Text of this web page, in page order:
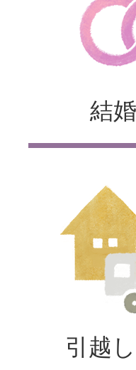
結婚
引越し